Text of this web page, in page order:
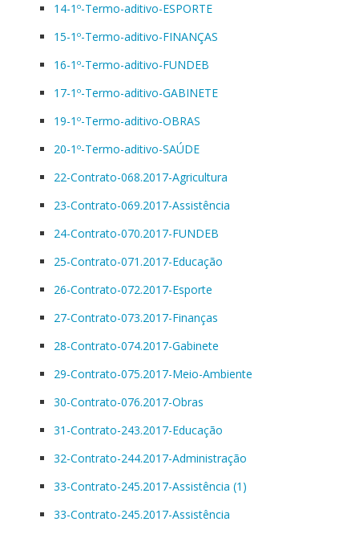
14-1º-Termo-aditivo-ESPORTE
15-1º-Termo-aditivo-FINANÇAS
16-1º-Termo-aditivo-FUNDEB
17-1º-Termo-aditivo-GABINETE
19-1º-Termo-aditivo-OBRAS
20-1º-Termo-aditivo-SAÚDE
22-Contrato-068.2017-Agricultura
23-Contrato-069.2017-Assistência
24-Contrato-070.2017-FUNDEB
25-Contrato-071.2017-Educação
26-Contrato-072.2017-Esporte
27-Contrato-073.2017-Finanças
28-Contrato-074.2017-Gabinete
29-Contrato-075.2017-Meio-Ambiente
30-Contrato-076.2017-Obras
31-Contrato-243.2017-Educação
32-Contrato-244.2017-Administração
33-Contrato-245.2017-Assistência (1)
33-Contrato-245.2017-Assistência